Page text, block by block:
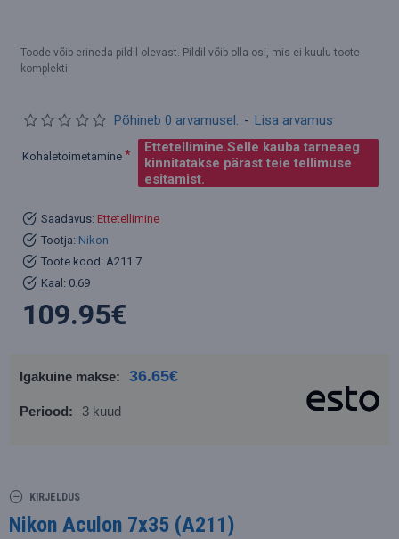
Toode võib erineda pildil olevast. Pildil võib olla osi, mis ei kuulu toote
komplekti.
Saadavus: Ettetellimine
Tootja: Nikon
Toote kood: A211 7
Kaal: 0.69
Põhineb 0 arvamusel. - Lisa arvamus
109.95€
Kohaletoimetamine
Ettetellimine.Selle kauba tarneaeg
kinnitatakse pärast teie tellimuse
esitamist.
Igakuine makse: 36.65€
Periood: 3 kuud
KIRJELDUS
Nikon Aculon 7x35 (A211)